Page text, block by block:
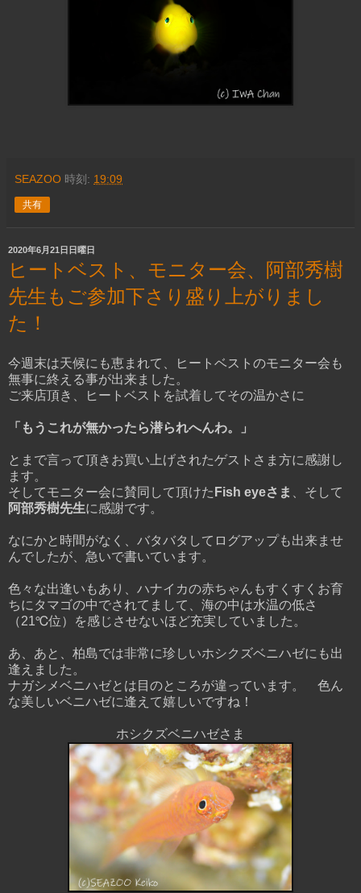
SEAZOO 時刻: 19:09
共有
2020年6月21日日曜日
ヒートベスト、モニター会、阿部秀樹
先生もご参加下さり盛り上がりまし
た！
今週末は天候にも恵まれて、ヒートベストのモニター会も
無事に終える事が出来ました。
ご来店頂き、ヒートベストを試着してその温かさに
「もうこれが無かったら潜られへんわ。」
とまで言って頂きお買い上げされたゲストさま方に感謝し
ます。
そしてモニター会に賛同して頂けた Fish eyeさま
、そして
阿部秀樹先生に感謝です。
なにかと時間がなく、バタバタしてログアップも出来ませ
んでしたが、急いで書いています。
色々な出逢いもあり、ハナイカの赤ちゃんもすくすくお育
ちにタマゴの中でされてまして、海の中は水温の低さ
（21℃位）を感じさせないほど充実していました。
あ、あと、柏島では非常に珍しいホシクズベニハゼにも出
逢えました。
ナガシメベニハゼとは目のところが違っています。 色ん
な美しいベニハゼに逢えて嬉しいですね！
ホシクズベニハゼさま